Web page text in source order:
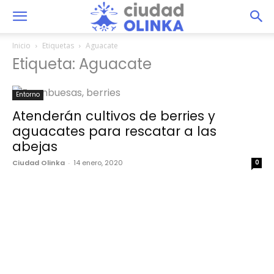
Inicio Etiquetas Aguacate
Etiqueta: Aguacate
Entorno
Atenderán cultivos de berries y
aguacates para rescatar a las
abejas
Ciudad Olinka - 14 enero, 2020 0